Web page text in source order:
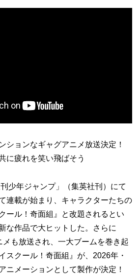
ションなギャグアニメ放送決定！
に疲れを笑い飛ばそう
少年ジャンプ」（集英社刊）にて
連載が始まり、キャラクターたちの
ール！奇面組』と改題されるとい
な作品で大ヒットした。さらに
も放送され、一大ブームを巻き起
スクール！奇面組』が、2026年・
ニメーションとして製作が決定！